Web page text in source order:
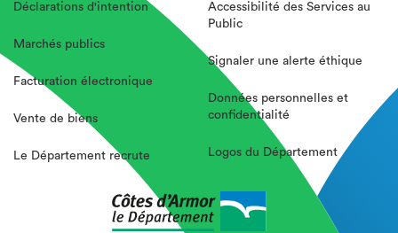
Déclarations d'intention
Marchés publics
Facturation électronique
Vente de biens
Le Département recrute
Accessibilité des Services au
Public
Signaler une alerte éthique
Données personnelles et
confidentialité
Logos du Département